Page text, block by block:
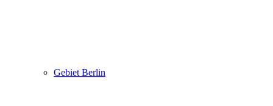
Gebiet Berlin